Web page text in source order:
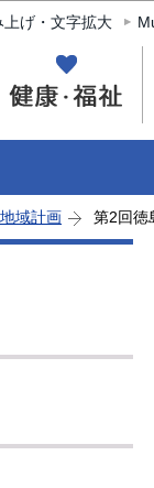
上げ・文字拡大
域計画 第2回徳